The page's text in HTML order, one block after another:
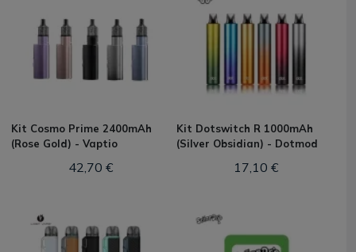
Kit Cosmo Prime 2400mAh
(Rose Gold) - Vaptio
42,70 €
Kit Dotswitch R 1000mAh
(Silver Obsidian) - Dotmod
17,10 €